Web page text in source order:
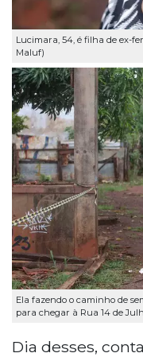
Lucimara, 54, é filha de ex-
Maluf)
Ela fazendo o caminho de
para chegar à Rua 14 de
Dia desses,